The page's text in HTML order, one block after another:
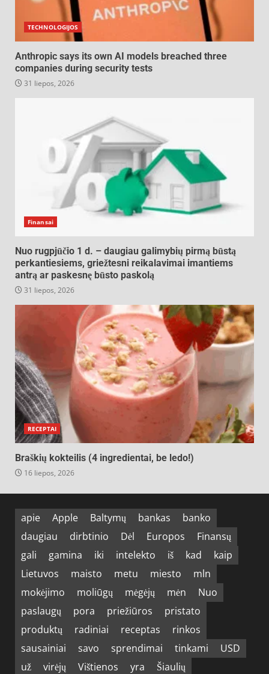
TECHNOLOGIJOS
Anthropic says its own AI models breached three
companies during security tests
31 liepos, 2026
Finansai
Nuo rugpjūčio 1 d. – daugiau galimybių pirmą būstą
perkantiesiems, griežtesni reikalavimai imantiems
antrą ar paskesnę būsto paskolą
31 liepos, 2026
RECEPTAI
Braškių kokteilis (4 ingredientai, be ledo!)
16 liepos, 2026
apie Apple Baltymų bankas
banko
daugiau
dirbtinio Dėl Europos
Finansų
gali
gamina iki intelekto iš kad
kaip
Lietuvos
maisto metu miesto
mln
mokėjimo
moliūgų mėgėjų mėn
Nuo
paslaugų
pora priežiūros
pristato
produktų
radiniai receptas
rinkos
sausainiai
savo sprendimai tinkami
USD
už
virėjų Vištienos yra Šiaulių